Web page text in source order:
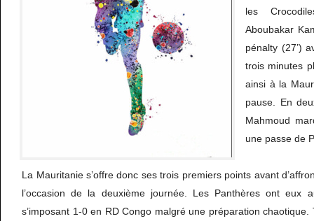
les
Aboubakar
pénalty (27’)
trois minutes
ainsi à la
pause. En
Mahmoud
une passe de
La Mauritanie s’offre donc ses trois premiers points avant
l’occasion de la deuxième journée. Les Panthères ont eux
s’imposant 1-0 en RD Congo malgré une préparation chaotique.